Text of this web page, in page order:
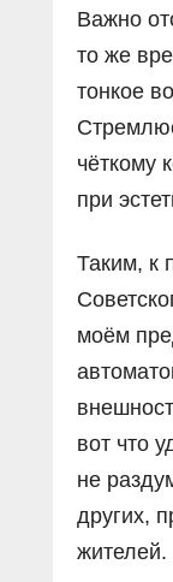
Важно
то же
тонкое
чёткому
при
Таким, к
моём
вот что
не
других,
жителей.